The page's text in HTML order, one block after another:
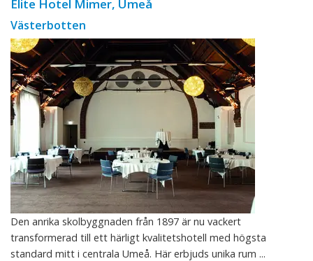
Elite Hotel Mimer, Umeå
Västerbotten
Den anrika skolbyggnaden från 1897 är nu vackert
transformerad till ett härligt kvalitetshotell med högsta
standard mitt i centrala Umeå. Här erbjuds unika rum ...